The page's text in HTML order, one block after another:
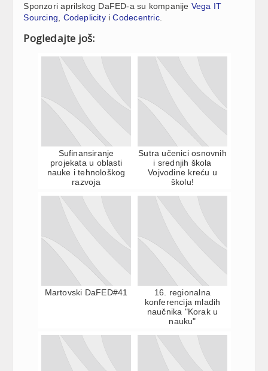
Sponzori aprilskog DaFED-a su kompanije Vega IT
Sourcing
CodeplicityiCodecentric.
Pogledajte još:
Sufinansiranje
projekata u oblasti
nauke i tehnološkog
razvoja
Sutra učenici osnovnih
i srednjih škola
Vojvodine kreću u
školu!
Martovski DaFED#41
16. regionalna
konferencija mladih
naučnika "Korak u
nauku"